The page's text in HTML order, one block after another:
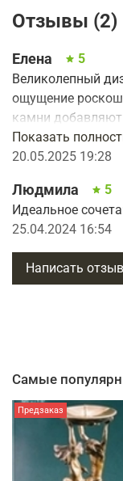
имениннику о важном
Этот
изделием, т.к.
Отзывы (2)
Елена
5
Великолепный
ощущение
камни добавляют
исполнения
мастера.
Показать
20.05.2025 19:28
Людмила
5
Идеальное
25.04.2024 16:54
Написать отзыв
Самые
Предзаказ